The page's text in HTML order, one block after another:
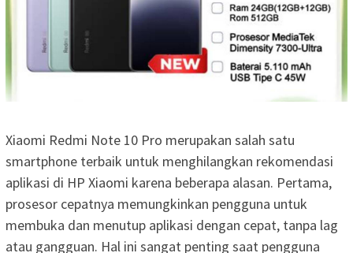
Xiaomi Redmi Note 10 Pro merupakan salah satu
smartphone terbaik untuk menghilangkan rekomendasi
aplikasi di HP Xiaomi karena beberapa alasan. Pertama,
prosesor cepatnya memungkinkan pengguna untuk
membuka dan menutup aplikasi dengan cepat, tanpa lag
atau gangguan. Hal ini sangat penting saat pengguna